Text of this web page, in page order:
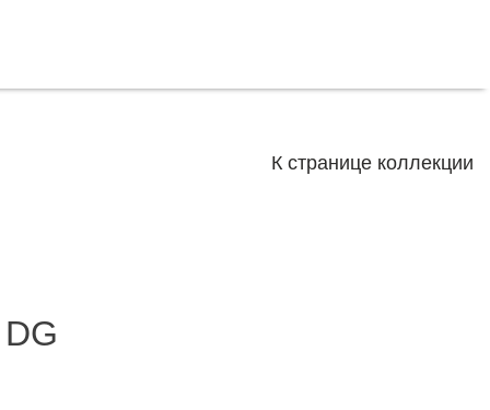
К странице коллекции